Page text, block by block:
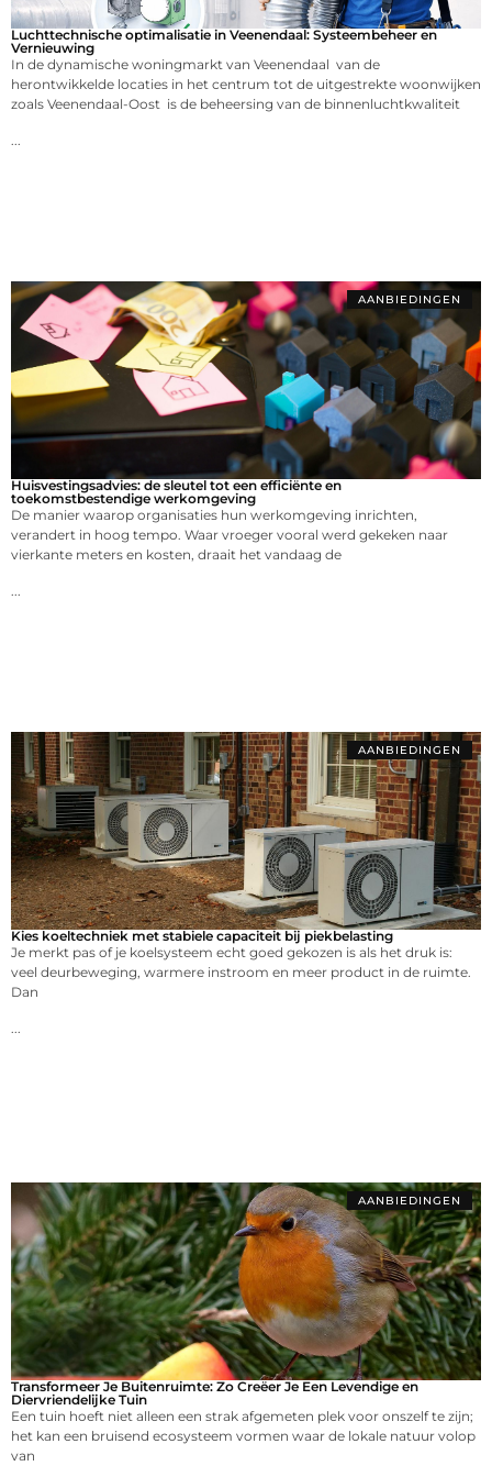
Luchttechnische optimalisatie in Veenendaal: Systeembeheer en
Vernieuwing
In de dynamische woningmarkt van Veenendaal van de
herontwikkelde locaties in het centrum tot de uitgestrekte woonwijken
zoals Veenendaal-Oost is de beheersing van de binnenluchtkwaliteit
AANBIEDINGEN
Huisvestingsadvies: de sleutel tot een efficiënte en
toekomstbestendige werkomgeving
De manier waarop organisaties hun werkomgeving inrichten,
verandert in hoog tempo. Waar vroeger vooral werd gekeken naar
vierkante meters en kosten, draait het vandaag de
AANBIEDINGEN
Kies koeltechniek met stabiele capaciteit bij piekbelasting
Je merkt pas of je koelsysteem echt goed gekozen is als het druk is:
veel deurbeweging, warmere instroom en meer product in de ruimte.
Dan
AANBIEDINGEN
Transformeer Je Buitenruimte: Zo Creëer Je Een Levendige en
Diervriendelijke Tuin
Een tuin hoeft niet alleen een strak afgemeten plek voor onszelf te zijn;
het kan een bruisend ecosysteem vormen waar de lokale natuur volop
van